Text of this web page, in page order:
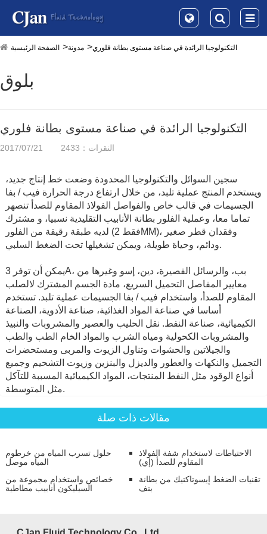
الصفحة الرئيسية مدونة التكنولوجيا الرائدة في صناعة مستوى بطانة فلوري
بلوق
التكنولوجيا الرائدة في صناعة مستوى بطانة فلوري
2017/07/21 النقرات：2433
سجين السوائل والتكنولوجيا المحدودة وضعت خط إنتاج جديد،
ويستخدم المنتج عملية تلبد، من خلال ارتفاع درجة الحرارة فيب / بفا
الجسيمات في قالب خاص والفواصل الفولاذ المقاوم للصدأ تنصهر
تماما معا، وعملية الفلور بطانة الأنابيب التقليدية نسبيا، و مشترك
لديه طبقة رقيقة من الفلور (فقط 2MM)، وفقدان قطر صغير
ودائم، وحياة طويلة، ويمكن تشغيلها تحت الضغط السلبي.
يمكن أن توفر 3A، بب، والرسائل القصيرة، دين، إسو وغيرها من
معايير المفاصل التحميل السريع، مادة الجسم المشترك لالصلب
المقاوم للصدأ، واستخدام فيب / بفا الجسيمات عملية تلبد. تستخدم
أساسا في صناعة المواد الغذائية، صناعة الأدوية، الصناعة
الكيميائية، صناعة النفط. نقل الحليب والعصير والمشروبات والنبيذ
والمشروبات الكحولية ومياه الشرب والمواد الخام الطب والطب
والجيلاتين والحشوات وتناول الزيوت والمربى ومستحضرات
التجميل والنكهات والعطور والديزل والبنزين وزيوت التشحيم وجميع
أنواع الوقود مثل النفط المنتجات، المواد الكيميائية المسببة للتآكل
مثل المتوسطة.
مقالات ذات صلة
حلول تسرب المياه من خرطوم
المياه موصل
الاحتياطات لاستخدام شفة الفولاذ
المقاوم للصدأ (إي)
خصائص واستخدام مجموعة من
السيليكون أنابيب مطاطية
تقنيات الضغط إيسوتاكتيك من بطانة
بتف